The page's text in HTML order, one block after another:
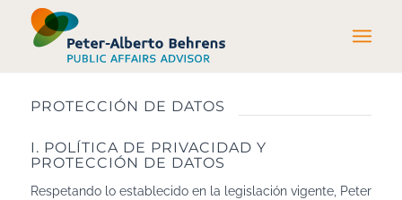
PROTECCIÓN DE DATOS
I. POLÍTICA DE PRIVACIDAD Y
PROTECCIÓN DE DATOS
Respetando lo establecido en la legislación vigente, Peter